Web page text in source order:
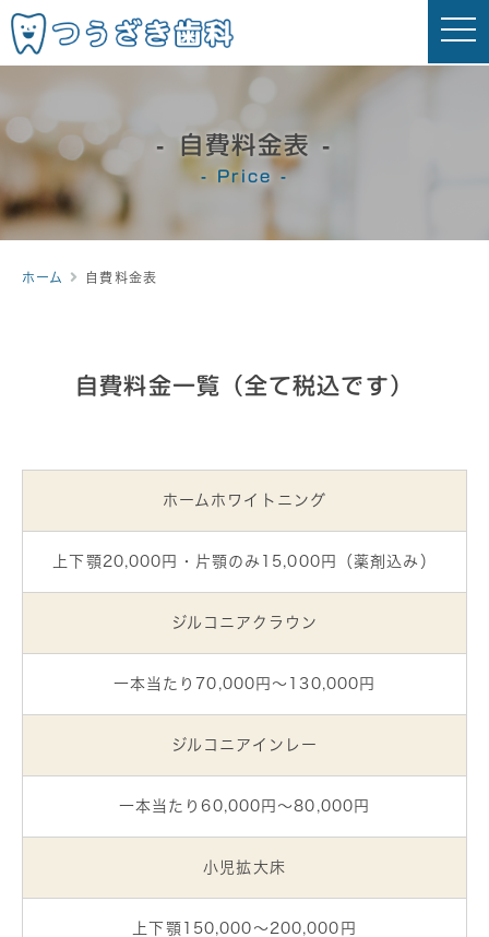
t
o
i
自費料金表
Price
ホーム 自費料金表
自費料金一覧（全て税込です）
ホームホワイトニング
上下顎20,000円・片顎のみ15,000円（薬剤込み）
ジルコニアクラウン
一本当たり70,000円～130,000円
ジルコニアインレー
一本当たり60,000円～80,000円
小児拡大床
上下顎150,000～200,000円